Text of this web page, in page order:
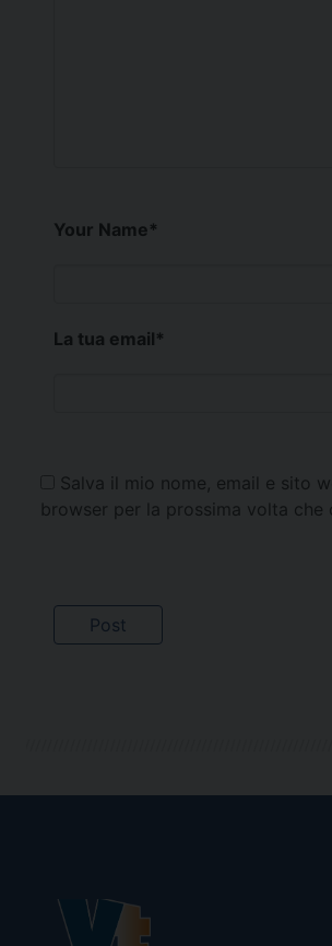
Your Name*
La tua email*
Salva il mio nome, email e sito
browser per la prossima volta che